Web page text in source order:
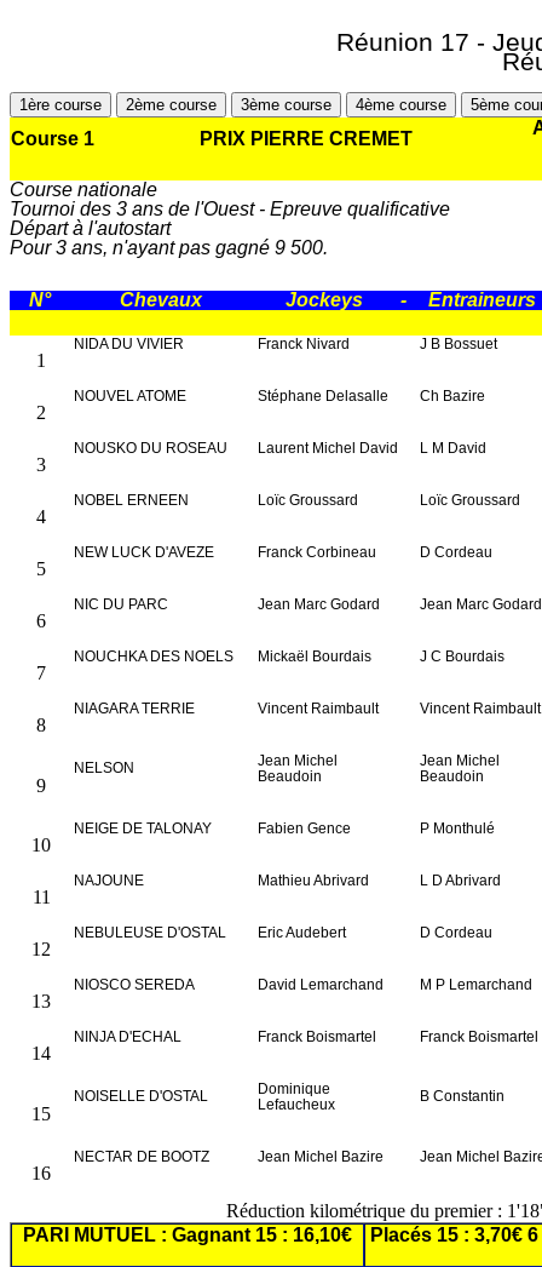
Réunion 17 -
1ère course 2ème course 3ème course 4ème course 5ème
Course 1 PRIX PIERRE CREMET
Course nationale
Tournoi des 3 ans de l'Ouest - Epreuve qualificative
Départ à l'autostart
Pour 3 ans, n'ayant pas gagné 9 500.
N° Chevaux Jockeys - Entraineurs
1
NIDA DU VIVIER Franck Nivard J B Bossuet
2
NOUVEL ATOME Stéphane Delasalle Ch Bazire
3
NOUSKO DU ROSEAU Laurent Michel David L M David
4
NOBEL ERNEEN Loïc Groussard Loïc Groussard
5
NEW LUCK D'AVEZE Franck Corbineau D Cordeau
6
NIC DU PARC Jean Marc Godard Jean Marc Godard
7
NOUCHKA DES NOELS Mickaël Bourdais J C Bourdais
8
NIAGARA TERRIE Vincent Raimbault Vincent Raimbault
9
NELSON
Jean Michel
Beaudoin
Jean Michel
Beaudoin
10
NEIGE DE TALONAY Fabien Gence P Monthulé
11
NAJOUNE Mathieu Abrivard L D Abrivard
12
NEBULEUSE D'OSTAL Eric Audebert D Cordeau
13
NIOSCO SEREDA David Lemarchand M P Lemarchand
14
NINJA D'ECHAL Franck Boismartel Franck Boismartel
15
NOISELLE D'OSTAL
Dominique
Lefaucheux
B Constantin
16
NECTAR DE BOOTZ Jean Michel Bazire Jean Michel
Réduction kilométrique du premier :
PARI MUTUEL : Gagnant 15 : 16,10€
Placés 15 : 3,70€